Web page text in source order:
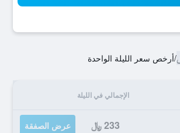
/أرخص سعر الليلة الواحدة
الإجمالي في الليلة
233 ﷼ عرض الصفقة